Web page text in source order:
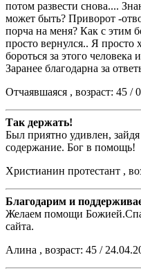
потом развести снова....
может быть? Приворот -
порча на меня? Как с этим
просто вернулся.. Я просто
бороться за этого человека
Заранее благодарна за
Отчаявшаяся , возраст: 45 /
Так держать!
Был приятно удивлен,
содержание. Бог в помощь!
Христианин протестант ,
Благодарим и
Желаем помощи
сайта.
Алина , возраст: 45 /